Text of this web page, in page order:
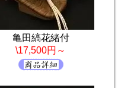
亀田縞花緒付
\17,500円～